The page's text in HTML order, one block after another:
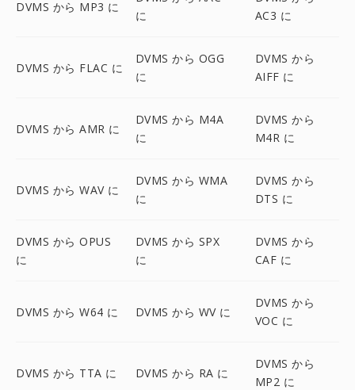
DVMS から MP3 に
に
AC3 に
DVMS から FLAC に
DVMS から OGG
に
DVMS から
AIFF に
DVMS から AMR に
DVMS から M4A
に
DVMS から
M4R に
DVMS から WAV に
DVMS から WMA
に
DVMS から
DTS に
DVMS から OPUS
に
DVMS から SPX
に
DVMS から
CAF に
DVMS から W64 に DVMS から WV に
DVMS から
VOC に
DVMS から TTA に DVMS から RA に
DVMS から
MP2 に